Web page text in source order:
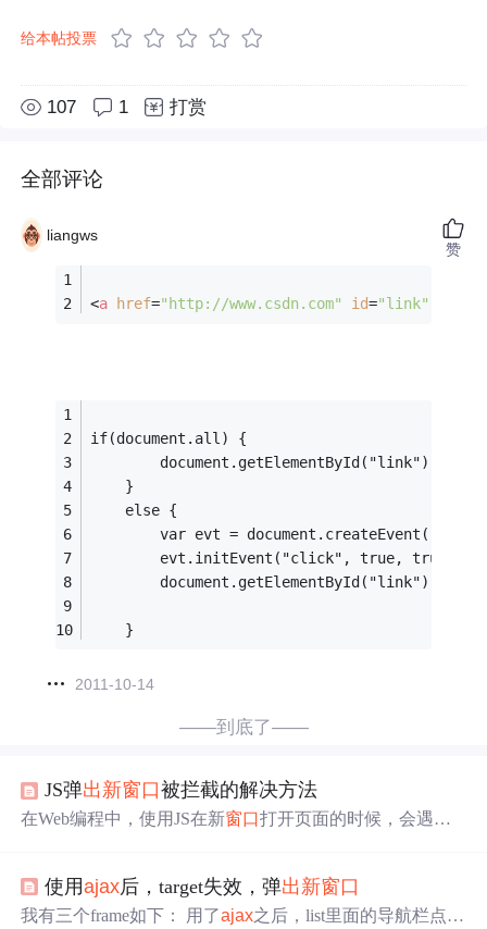
给本帖投票
107 1 打赏
全部评论
liangws
<a href="http://www.csdn.com" id="link"
if(document.all) {
	}
	else {
var evt =
        evt.initEvent("click", true, true);
	}
2011-10-14
赞
——到底了——
JS弹出新窗口被拦截的解决方法
在Web编程中，使用JS在新窗口打开页面的时候，会遇到
在js中调用window.open()函数去打开一个新窗口
会对弹出的窗口进行拦截，因为浏览器会把该窗口认为是
使用ajax后，target失效，弹出新窗口
我有三个frame如下： 用了ajax之后，list里面的导航栏点击